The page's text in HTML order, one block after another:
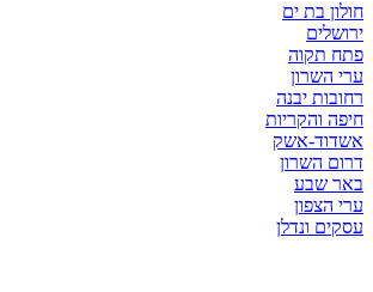
בת ים
יבנה
אשק
ונדלן